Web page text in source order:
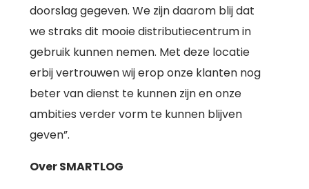
doorslag gegeven. We zijn daarom blij dat
we straks dit mooie distributiecentrum in
gebruik kunnen nemen. Met deze locatie
erbij vertrouwen wij erop onze klanten nog
beter van dienst te kunnen zijn en onze
ambities verder vorm te kunnen blijven
geven”.
Over SMARTLOG